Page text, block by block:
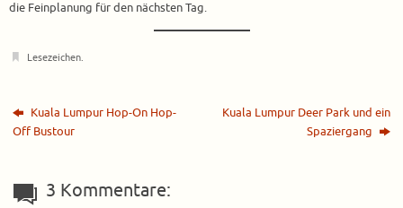
die Feinplanung für den nächsten Tag.
Lesezeichen.
Kuala Lumpur Hop-On Hop-
Off Bustour
Kuala Lumpur Deer Park und ein
Spaziergang
3 Kommentare: